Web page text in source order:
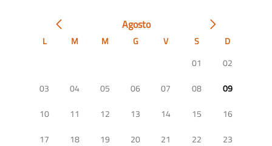
Agosto
L M M G V S
D
01
02
03
04 05 06 07 08
09
10
11 12 13 14 15
16
17
18 19 20 21 22
23